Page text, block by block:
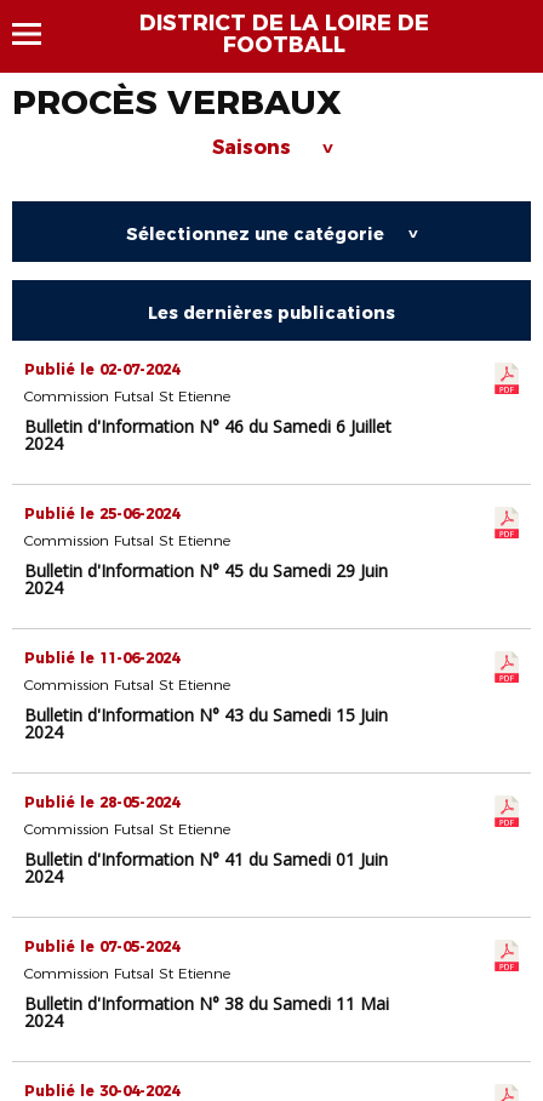
DISTRICT DE LA LOIRE DE
FOOTBALL
PROCÈS VERBAUX
Saisons >
Sélectionnez une catégorie >
Les dernières publications
Publié le 02-07-2024
Commission Futsal St Etienne
Bulletin d'Information N° 46 du Samedi 6 Juillet
2024
Publié le 25-06-2024
Commission Futsal St Etienne
Bulletin d'Information N° 45 du Samedi 29 Juin
2024
Publié le 11-06-2024
Commission Futsal St Etienne
Bulletin d'Information N° 43 du Samedi 15 Juin
2024
Publié le 28-05-2024
Commission Futsal St Etienne
Bulletin d'Information N° 41 du Samedi 01 Juin
2024
Publié le 07-05-2024
Commission Futsal St Etienne
Bulletin d'Information N° 38 du Samedi 11 Mai
2024
Publié le 30-04-2024